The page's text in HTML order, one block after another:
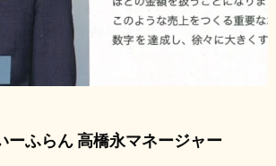
ーふらん 高橋永マネージャー